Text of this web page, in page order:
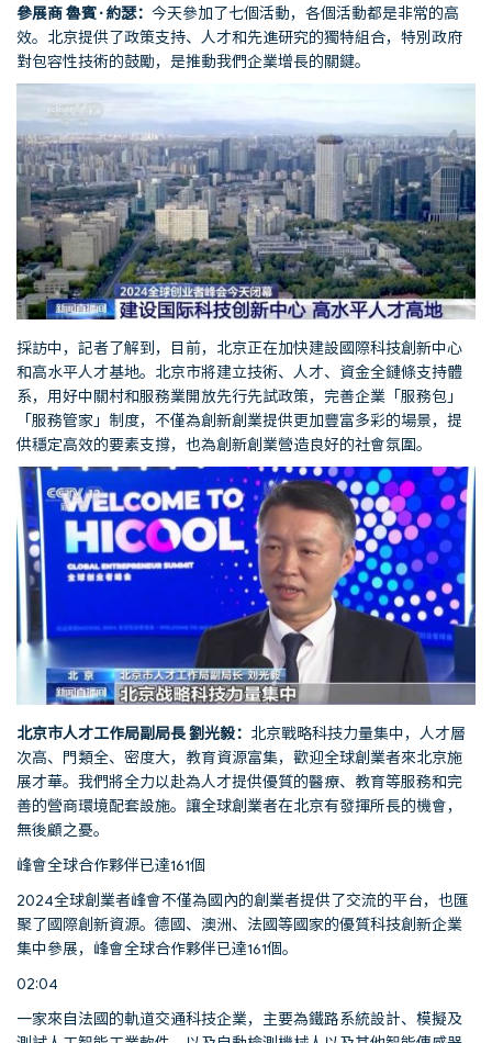
參展商魯賓·約瑟： 今天參加了七個活動，各個活動都是非常的高
效。北京提供了政策支持、人才和先進研究的獨特組合，特別政府
對包容性技術的鼓勵，是推動我們企業增長的關鍵。
採訪中，記者了解到，目前，北京正在加快建設國際科技創新中心
和高水平人才基地。北京市將建立技術、人才、資金全鏈條支持體
系，用好中關村和服務業開放先行先試政策，完善企業「服務包」
「服務管家」制度，不僅為創新創業提供更加豐富多彩的場景，提
供穩定高效的要素支撐，也為創新創業營造良好的社會氛圍。
北京市人才工作局副局長劉光毅： 北京戰略科技力量集中，人才層
次高、門類全、密度大，教育資源富集，歡迎全球創業者來北京施
展才華。我們將全力以赴為人才提供優質的醫療、教育等服務和完
善的營商環境配套設施。讓全球創業者在北京有發揮所長的機會，
無後顧之憂。
峰會全球合作夥伴已達161個
2024全球創業者峰會不僅為國內的創業者提供了交流的平台，也匯
聚了國際創新資源。德國、澳洲、法國等國家的優質科技創新企業
集中參展，峰會全球合作夥伴已達161個。
02:04
一家來自法國的軌道交通科技企業，主要為鐵路系統設計、模擬及